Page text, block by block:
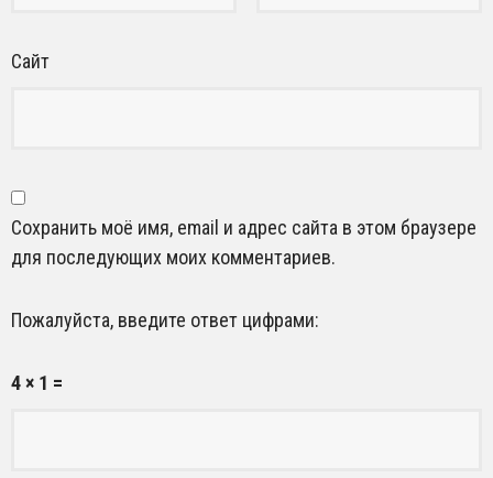
Сайт
Сохранить моё имя, email и адрес сайта в этом браузере
для последующих моих комментариев.
Пожалуйста, введите ответ цифрами:
4 × 1 =